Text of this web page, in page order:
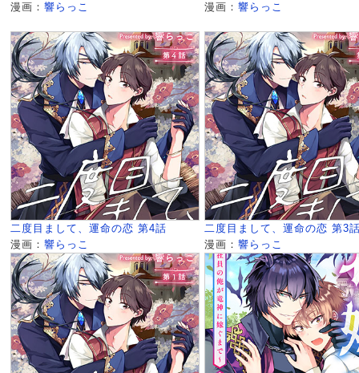
漫画： 響らっこ
漫画： 響らっこ
二度目まして、運命の恋 第4話
漫画： 響らっこ
二度目まして、運命の恋 第3
漫画： 響らっこ